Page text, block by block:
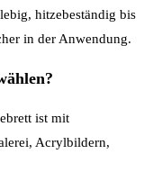
hitzebeständig bis
in der Anwendung.
ist mit
Acrylbildern,